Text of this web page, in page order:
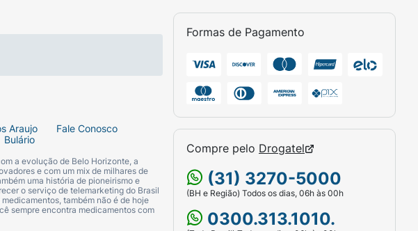
Araujo
Fale Conosco
Bulário
a evolução de Belo Horizonte, a
e com um mix de milhares de
uma história de pioneirismo e
o serviço de telemarketing do Brasil
também não é de hoje
sempre encontra medicamentos com
Formas de Pagamento
Compre pelo Drogatel
(31) 3270-5000
(BH e Região) Todos os dias, 06h às 00h
0300.313.1010.